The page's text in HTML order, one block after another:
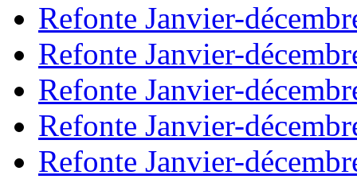
Refonte Janvier-
Refonte Janvier-
Refonte Janvier-
Refonte Janvier-
Refonte Janvier-